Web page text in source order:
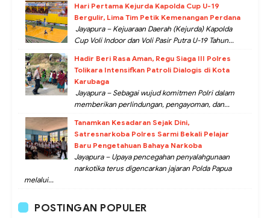
Hari Pertama Kejurda Kapolda Cup U-19
Bergulir, Lima Tim Petik Kemenangan Perdana
Jayapura – Kejuaraan Daerah (Kejurda) Kapolda
Cup Voli Indoor dan Voli Pasir Putra U-19 Tahun...
Hadir Beri Rasa Aman, Regu Siaga III Polres
Tolikara Intensifkan Patroli Dialogis di Kota
Karubaga
Jayapura – Sebagai wujud komitmen Polri dalam
memberikan perlindungan, pengayoman, dan...
Tanamkan Kesadaran Sejak Dini,
Satresnarkoba Polres Sarmi Bekali Pelajar
Baru Pengetahuan Bahaya Narkoba
Jayapura – Upaya pencegahan penyalahgunaan
narkotika terus digencarkan jajaran Polda Papua
melalui...
POSTINGAN POPULER